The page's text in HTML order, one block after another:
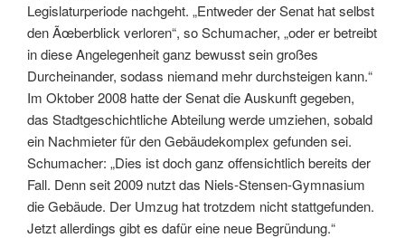
Legislaturperiode nachgeht. „Entweder der Senat hat selbst
den Ãœberblick verloren“, so Schumacher, „oder er betreibt
in diese Angelegenheit ganz bewusst sein großes
Durcheinander, sodass niemand mehr durchsteigen kann.“
Im Oktober 2008 hatte der Senat die Auskunft gegeben,
das Stadtgeschichtliche Abteilung werde umziehen, sobald
ein Nachmieter für den Gebäudekomplex gefunden sei.
Schumacher: „Dies ist doch ganz offensichtlich bereits der
Fall. Denn seit 2009 nutzt das Niels-Stensen-Gymnasium
die Gebäude. Der Umzug hat trotzdem nicht stattgefunden.
Jetzt allerdings gibt es dafür eine neue Begründung.“